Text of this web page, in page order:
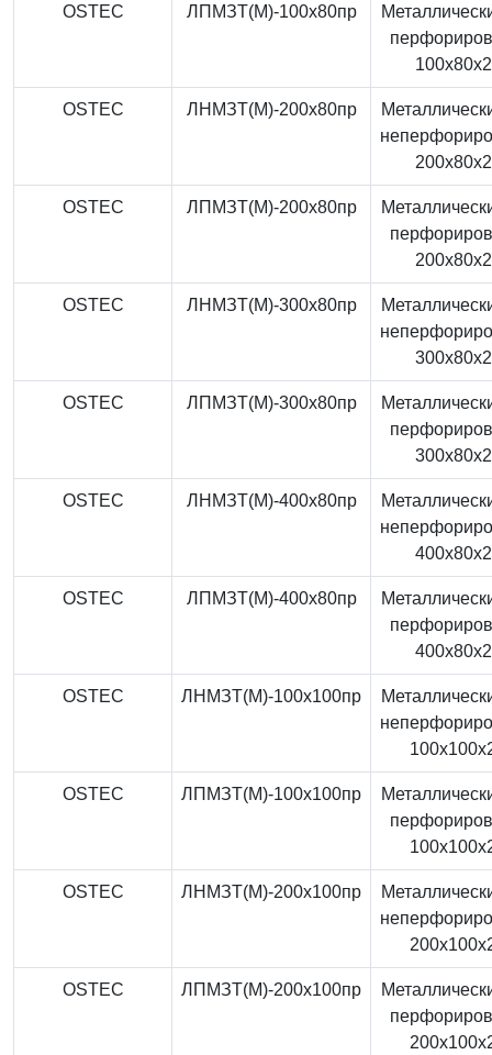
OSTEC ЛПМЗТ(М)-100x80пр
OSTEC ЛНМЗТ(М)-200x80пр
OSTEC ЛПМЗТ(М)-200x80пр
OSTEC ЛНМЗТ(М)-300x80пр
OSTEC ЛПМЗТ(М)-300x80пр
OSTEC ЛНМЗТ(М)-400x80пр
OSTEC ЛПМЗТ(М)-400x80пр
OSTEC ЛНМЗТ(М)-100x100пр
OSTEC ЛПМЗТ(М)-100x100пр
OSTEC ЛНМЗТ(М)-200x100пр
OSTEC ЛПМЗТ(М)-200x100пр